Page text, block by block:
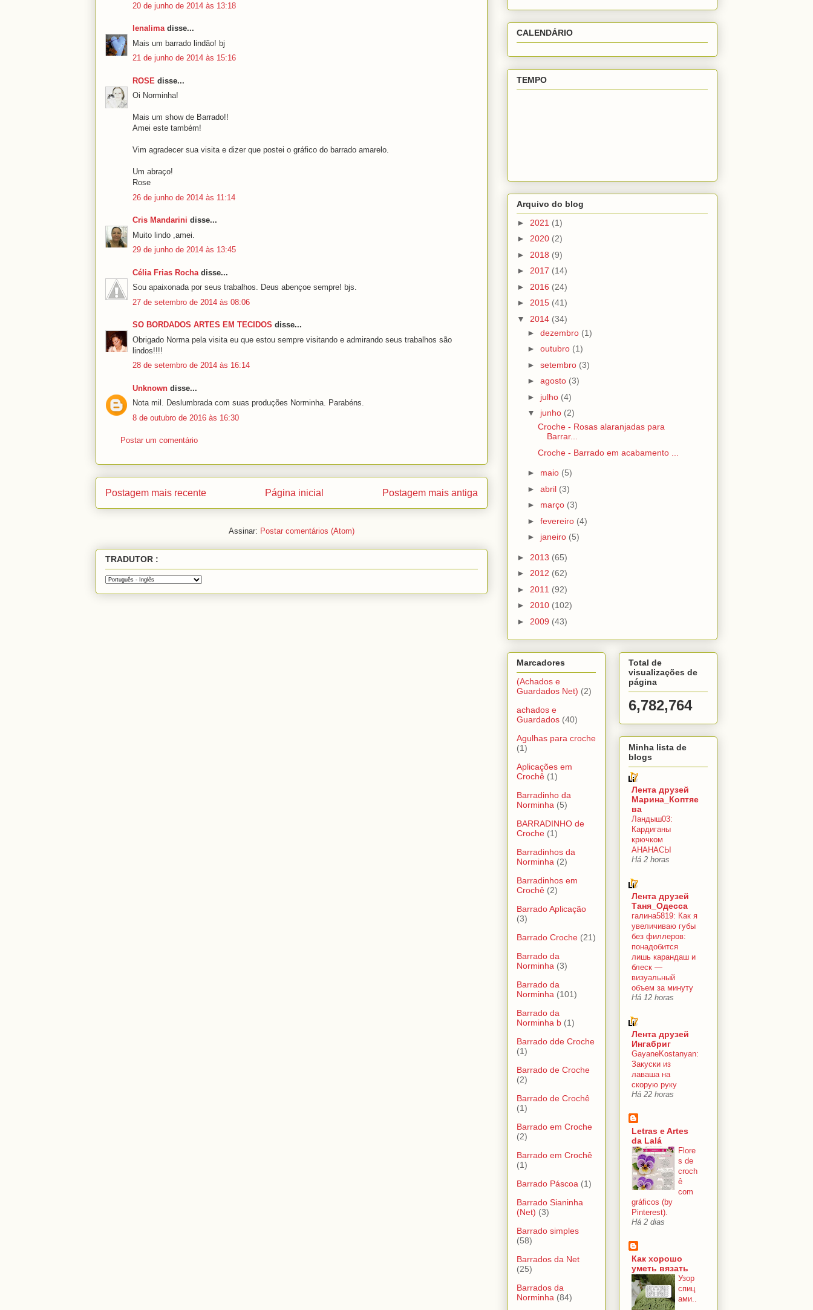
20 de junho de 2014 às 13:18
lenalimadisse...
Mais um barrado lindão! bj
21 de junho de 2014 às 15:16
ROSE disse...
Oi Norminha!
Mais um show de Barrado!!
Amei este também!
Vim agradecer sua visita e dizer que postei o gráfico do barrado amarelo.
Um abraço!
Rose
26 de junho de 2014 às 11:14
Cris Mandarini disse...
Muito lindo ,amei.
29 de junho de 2014 às 13:45
Célia Frias Rocha disse...
Sou apaixonada por seus trabalhos. Deus abençoe sempre! bjs.
27 de setembro de 2014 às 08:06
SO BORDADOS ARTES EM TECIDOS disse...
Obrigado Norma pela visita eu que estou sempre visitando e admirando seus trabalhos são
lindos!!!!
28 de setembro de 2014 às 16:14
Unknown disse...
Nota mil. Deslumbrada com suas produções Norminha. Parabéns.
8 de outubro de 2016 às 16:30
Postar um comentário
Postagem mais recente Postagem mais antiga
Página inicial
Assinar: Postar comentários (Atom)
TRADUTOR :
CALENDÁRIO
TEMPO
Arquivo do blog
► 2021 (1)
► 2020 (2)
► 2018 (9)
► 2017 (14)
► 2016 (24)
► 2015 (41)
▼ 2014 (34)
► dezembro (1)
► outubro (1)
► setembro (3)
► agosto (3)
► julho (4)
▼ junho (2)
Croche - Rosas alaranjadas para
Barrar...
Croche - Barrado em acabamento ...
► maio (5)
► abril (3)
► março (3)
► fevereiro (4)
► janeiro (5)
► 2013 (65)
► 2012 (62)
► 2011 (92)
► 2010 (102)
► 2009 (43)
Marcadores
(Achados e
Guardados Net) (2)
achados e
Guardados (40)
Agulhas para croche
(1)
Aplicações em
Crochê (1)
Barradinho da
Norminha (5)
BARRADINHO de
Croche (1)
Barradinhos da
Norminha (2)
Barradinhos em
Crochê (2)
Barrado Aplicação
(3)
Barrado Croche (21)
Barrado da
Norminha (3)
Barrado da
Norminha (101)
Barrado da
Norminha b (1)
Barrado dde Croche
(1)
Barrado de Croche
(2)
Barrado de Crochê
(1)
Barrado em Croche
(2)
Barrado em Crochê
(1)
Barrado Páscoa (1)
Barrado Sianinha
(Net) (3)
Barrado simples
(58)
Barrados da Net
(25)
Barrados da
Norminha (84)
Total de
visualizações de
página
6,782,764
Minha lista de
blogs
Лента друзей
Марина_Коптяе
ва
Ландыш03:
Кардиганы
крючком
АНАНАСЫ
Há 2 horas
Лента друзей
Таня_Одесса
галина5819: Как я
увеличиваю губы
без филлеров:
понадобится
лишь карандаш и
блеск —
визуальный
объем за минуту
Há 12 horas
Лента друзей
Ингабриг
GayaneKostanyan:
Закуски из
лаваша на
скорую руку
Há 22 horas
Letras e Artes
da Lalá
Flore
s de
croch
ê
com
gráficos (by
Pinterest).
Há 2 dias
Как хорошо
уметь вязать
Узор
спиц
ами..